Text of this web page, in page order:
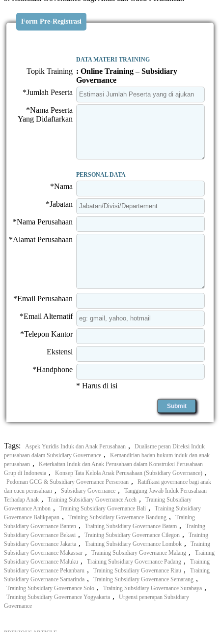
Form Pre-Registrasi
DATA MATERI TRAINING
Topik Training : Online Training – Subsidiary
Governance
*Jumlah Peserta
*Nama Peserta
Yang Didaftarkan
PERSONAL DATA
*Nama
*Jabatan
*Nama Perusahaan
*Alamat Perusahaan
*Email Perusahaan
*Email Alternatif
*Telepon Kantor
Ekstensi
*Handphone
* Harus di isi
Tags: Aspek Yuridis Induk dan Anak Perusahaan ,
Dualisme peran Direksi Induk
perusahaan dalam Subsidiary Governance ,
Kemandirian badan hukum induk dan anak
perusahaan ,
Keterkaitan Induk dan Anak Perusahaan dalam Konstruksi Perusahaan
Grup di Indonesia , Konsep Tata Kelola Anak Perusahaan (Subsidiary Governance) ,
Pedoman GCG & Subsidiary Governance Perseroan ,
Ratifikasi governance bagi anak
dan cucu perusahaan , Subsidiary Governance ,
Tanggung Jawab Induk Perusahaan
Terhadap Anak , Training Subsidiary Governance Aceh ,
Training Subsidiary
Governance Ambon , Training Subsidiary Governance Bali ,
Training Subsidiary
Governance Balikpapan , Training Subsidiary Governance Bandung ,
Training
Subsidiary Governance Banten , Training Subsidiary Governance Batam ,
Training
Subsidiary Governance Bekasi , Training Subsidiary Governance Cilegon ,
Training
Subsidiary Governance Jakarta , Training Subsidiary Governance Lombok ,
Training
Subsidiary Governance Makassar , Training Subsidiary Governance Malang ,
Training
Subsidiary Governance Maluku , Training Subsidiary Governance Padang ,
Training
Subsidiary Governance Pekanbaru , Training Subsidiary Governance Riau ,
Training
Subsidiary Governance Samarinda , Training Subsidiary Governance Semarang ,
Training Subsidiary Governance Solo , Training Subsidiary Governance Surabaya ,
Training Subsidiary Governance Yogyakarta ,
Urgensi penerapan Subsidiary
Governance